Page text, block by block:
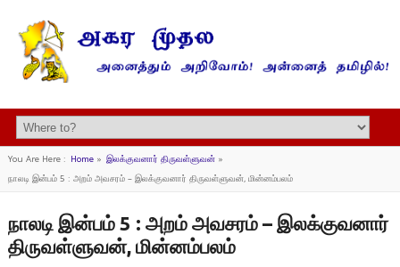
You Are Here : Home» இலக்குவனார் திருவள்ளுவன்»
நாலடி இன்பம் 5 : அறம் அவசரம் – இலக்குவனார் திருவள்ளுவன், மின்னம்பலம்
நாலடி இன்பம் 5 : அறம் அவசரம் – இலக்குவனார்
திருவள்ளுவன், மின்னம்பலம்